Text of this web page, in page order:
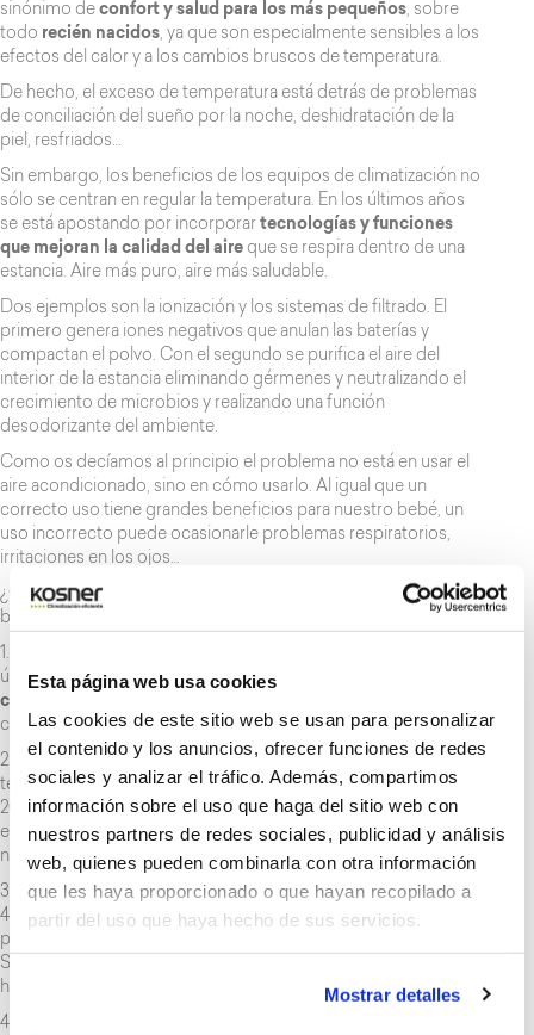
Esta página web usa cookies
Las cookies de este sitio web se usan para personalizar
el contenido y los anuncios, ofrecer funciones de redes
sociales y analizar el tráfico. Además, compartimos
información sobre el uso que haga del sitio web con
nuestros partners de redes sociales, publicidad y análisis
web, quienes pueden combinarla con otra información
que les haya proporcionado o que hayan recopilado a
partir del uso que haya hecho de sus servicios.
Mostrar detalles
sinónimo de confort y salud para los más pequeños, sobre
todo recién nacidos, ya que son especialmente sensibles a los
efectos del calor y a los cambios bruscos de temperatura.
De hecho, el exceso de temperatura está detrás de problemas
de conciliación del sueño por la noche, deshidratación de la
piel, resfriados…
Sin embargo, los beneficios de los equipos de climatización no
sólo se centran en regular la temperatura. En los últimos años
se está apostando por incorporar tecnologías y funciones
que mejoran la calidad del aire que se respira dentro de una
estancia. Aire más puro, aire más saludable.
Dos ejemplos son la ionización y los sistemas de filtrado. El
primero genera iones negativos que anulan las baterías y
compactan el polvo. Con el segundo se purifica el aire del
interior de la estancia eliminando gérmenes y neutralizando el
crecimiento de microbios y realizando una función
desodorizante del ambiente.
Como os decíamos al principio el problema no está en usar el
aire acondicionado, sino en cómo usarlo. Al igual que un
correcto uso tiene grandes beneficios para nuestro bebé, un
uso incorrecto puede ocasionarle problemas respiratorios,
irritaciones en los ojos…
¿Qué se debe tener en cuenta?: 6 consejos básicos para un
buen uso del aire acondicionado cuando hay un bebé en casa.
1. Instalar un sistema de climatización en toda la vivienda y no
únicamente en algunas estancias. Esto nos permite realizar una
configuración uniforme
cambios de temperatura entre las estancias.
2. En invierno, configurar los equipos para que se mantenga la
temperatura entre 20ºC – 22ºC durante el día y entre 18ºC –
20ºC por la noche. Mientras que en verano, se debe mantener
entre 24ºC – 26ºC durante el día y entre 26ºC – 28ºC por la
noche.
3. Controlar que lahumedad de las estanciasestá entre el
40% y 50%. Si es menor, humidifica la habitación para evitar
problemas de escozor en los ojos o problemas respiratorios.
Si pasa del 50%, deshumifica para evitar la generación de
hongos causantes de alergias.
4. No dejes que el aire del aparato de aire acondicionado dé